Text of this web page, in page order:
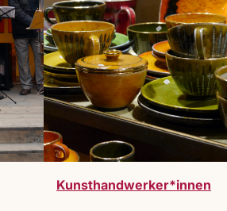
Kunsthandwerker*innen